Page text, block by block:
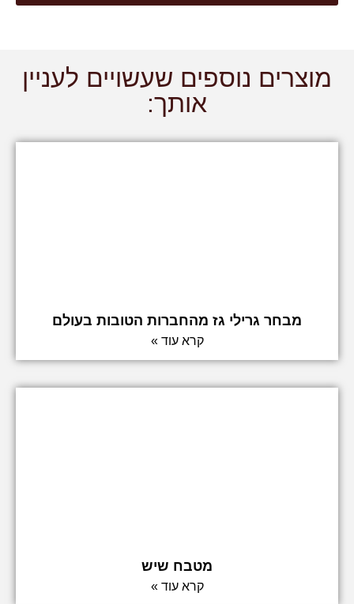
מוצרים נוספים שעשויים לעניין
אותך:
מבחר גרילי גז מהחברות הטובות בעולם
קרא עוד »
מטבח שיש
קרא עוד »